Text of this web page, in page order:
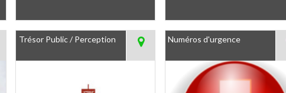
Trésor Public / Perception Numéros d'urgence